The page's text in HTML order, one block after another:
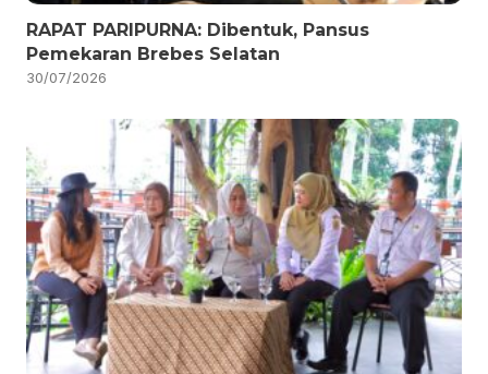
RAPAT PARIPURNA: Dibentuk, Pansus
Pemekaran Brebes Selatan
30/07/2026